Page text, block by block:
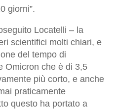
giorni”.
Locatelli – la
scientifici molti chiari, e
del tempo di
Omicron che è di 3,5
più corto, e anche
praticamente
questo ha portato a